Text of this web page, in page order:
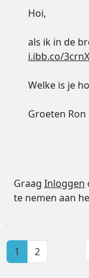
Hoi,
als ik in de
i.ibb.co/
Welke is je
Groeten Ron
Graag Inloggen
te nemen aan
1 2